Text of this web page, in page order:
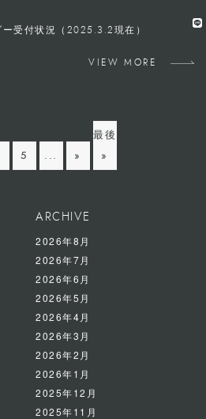
受付状況（2025.3.2現在）
VIEW MORE
5 ... »
最後
»
ARCHIVE
2026年8月
2026年7月
2026年6月
2026年5月
2026年4月
2026年3月
2026年2月
2026年1月
2025年12月
2025年11月